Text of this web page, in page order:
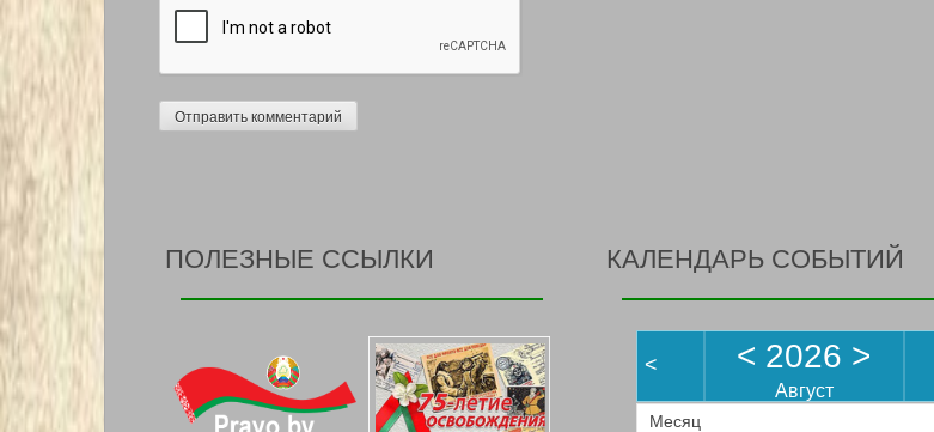
ПОЛЕЗНЫЕ ССЫЛКИ КАЛЕНДАРЬ СОБЫТИЙ
< < 2026 >
Август
Месяц